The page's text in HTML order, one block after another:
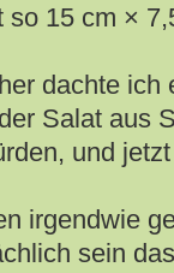
15 cm ×
dachte
Salat aus
und
irgendwie
sein